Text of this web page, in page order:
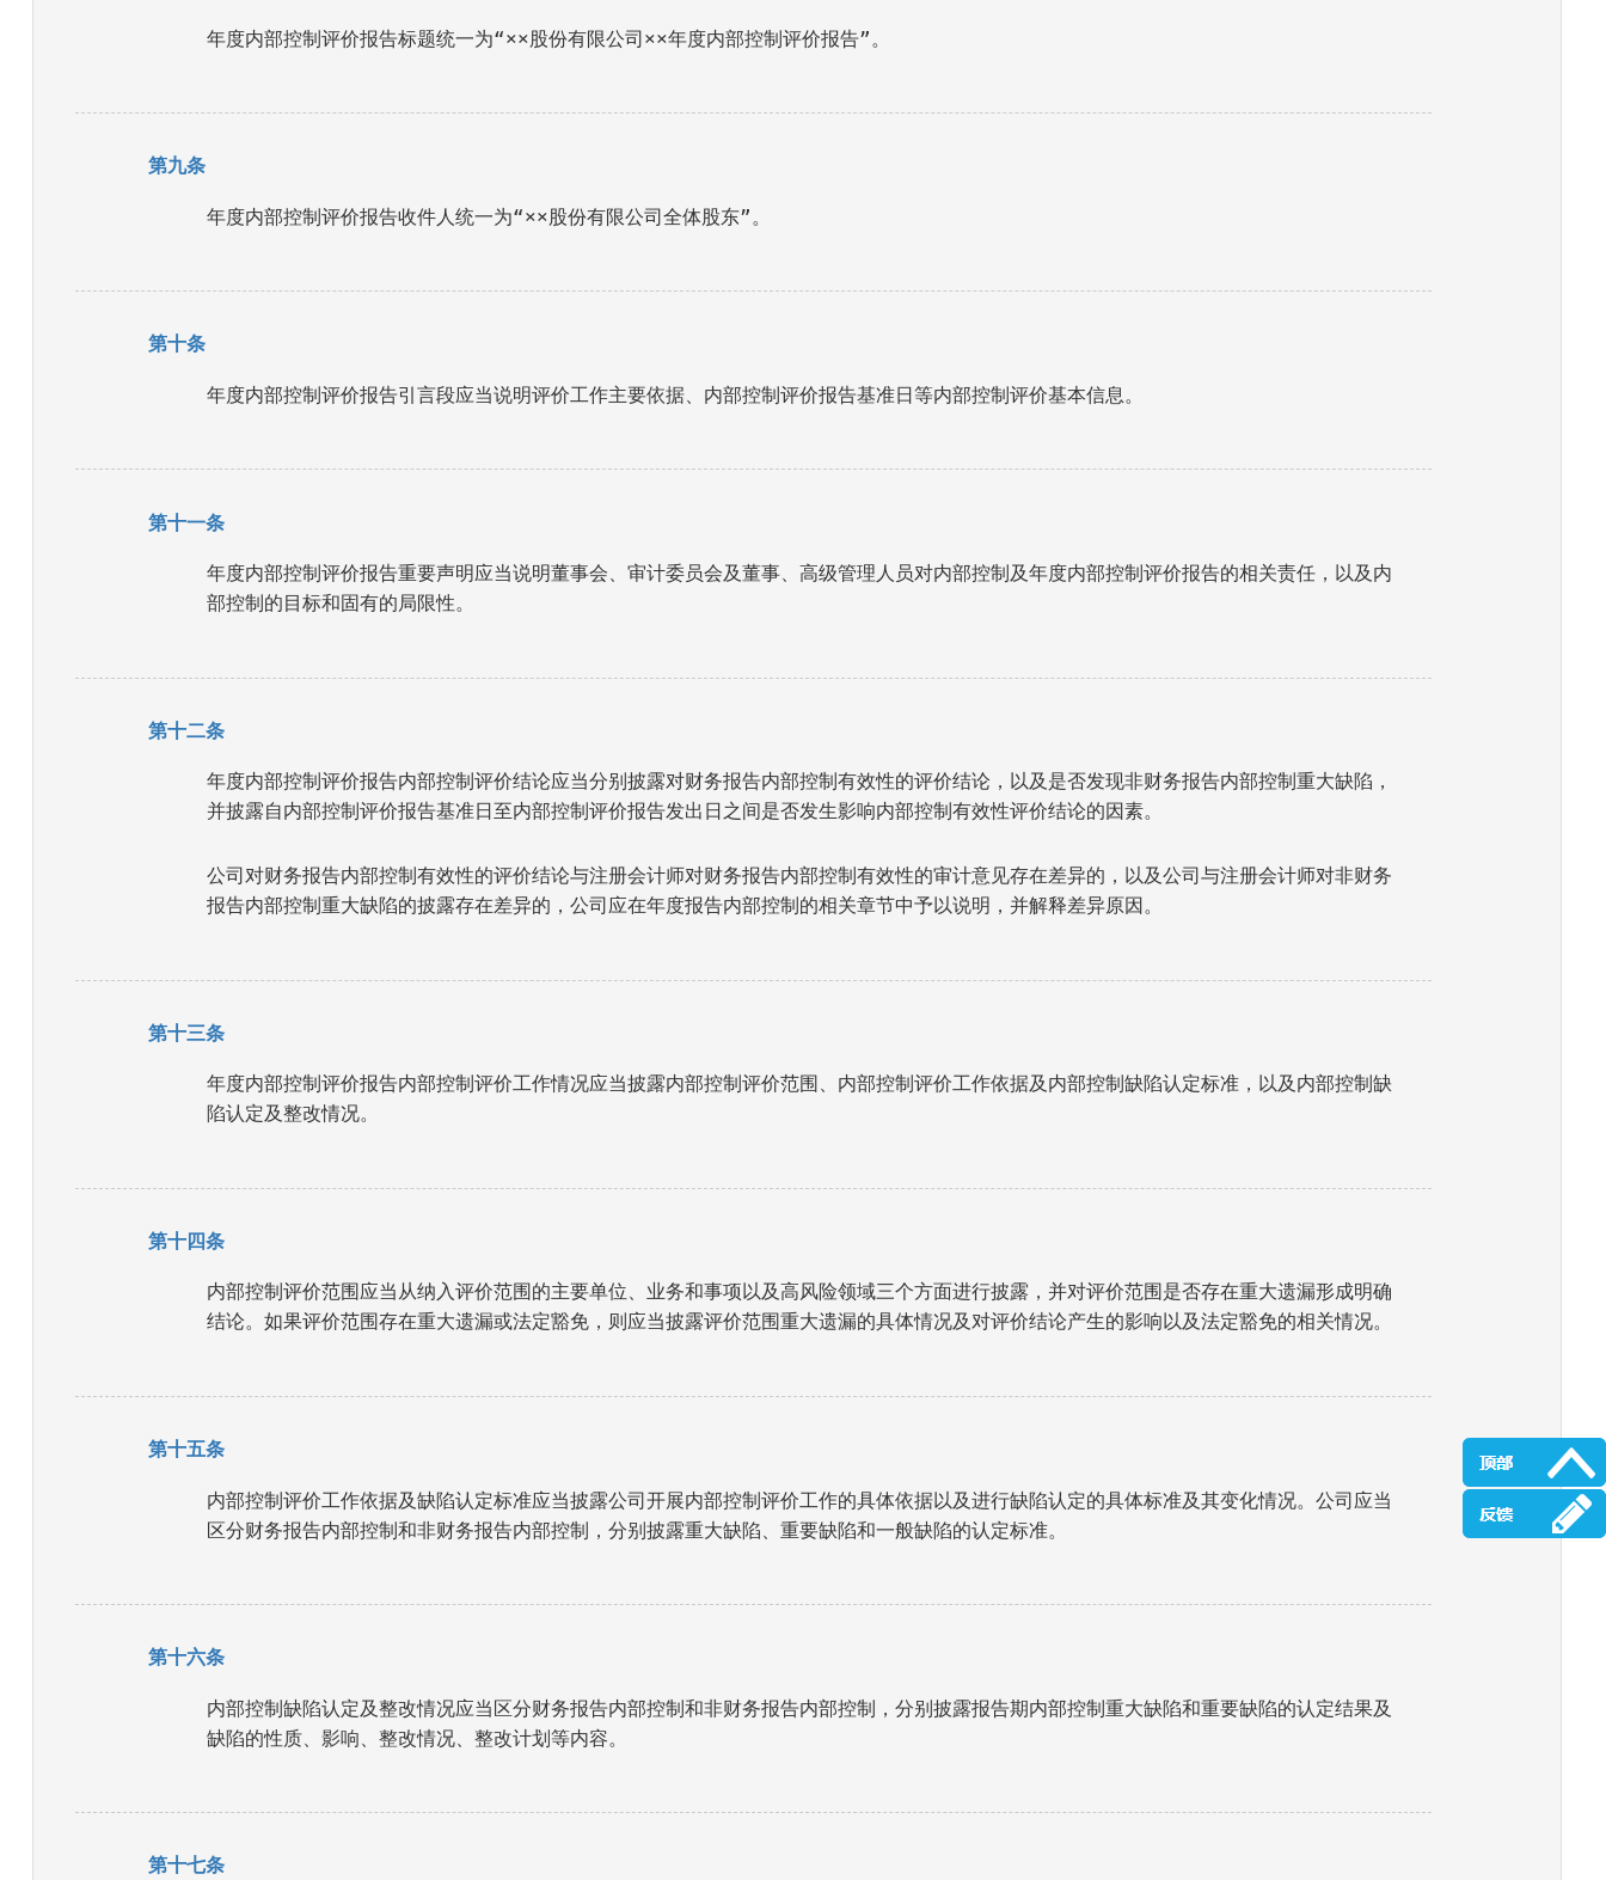
年度内部控制评价报告标题统一为“××股份有限公司××年度内部控制评价报告”。
第九条
年度内部控制评价报告收件人统一为“××股份有限公司全体股东”。
第十条
年度内部控制评价报告引言段应当说明评价工作主要依据、内部控制评价报告基准日等内部控制评价基本信息。
第十一条
年度内部控制评价报告重要声明应当说明董事会、审计委员会及董事、高级管理人员对内部控制及年度内部控制评价报告的相关责任，以及内
部控制的目标和固有的局限性。
第十二条
年度内部控制评价报告内部控制评价结论应当分别披露对财务报告内部控制有效性的评价结论，以及是否发现非财务报告内部控制重大缺陷，
并披露自内部控制评价报告基准日至内部控制评价报告发出日之间是否发生影响内部控制有效性评价结论的因素。
公司对财务报告内部控制有效性的评价结论与注册会计师对财务报告内部控制有效性的审计意见存在差异的，以及公司与注册会计师对非财务
报告内部控制重大缺陷的披露存在差异的，公司应在年度报告内部控制的相关章节中予以说明，并解释差异原因。
第十三条
年度内部控制评价报告内部控制评价工作情况应当披露内部控制评价范围、内部控制评价工作依据及内部控制缺陷认定标准，以及内部控制缺
陷认定及整改情况。
第十四条
内部控制评价范围应当从纳入评价范围的主要单位、业务和事项以及高风险领域三个方面进行披露，并对评价范围是否存在重大遗漏形成明确
结论。如果评价范围存在重大遗漏或法定豁免，则应当披露评价范围重大遗漏的具体情况及对评价结论产生的影响以及法定豁免的相关情况。
第十五条
内部控制评价工作依据及缺陷认定标准应当披露公司开展内部控制评价工作的具体依据以及进行缺陷认定的具体标准及其变化情况。公司应当
区分财务报告内部控制和非财务报告内部控制，分别披露重大缺陷、重要缺陷和一般缺陷的认定标准。
第十六条
内部控制缺陷认定及整改情况应当区分财务报告内部控制和非财务报告内部控制，分别披露报告期内部控制重大缺陷和重要缺陷的认定结果及
缺陷的性质、影响、整改情况、整改计划等内容。
第十七条